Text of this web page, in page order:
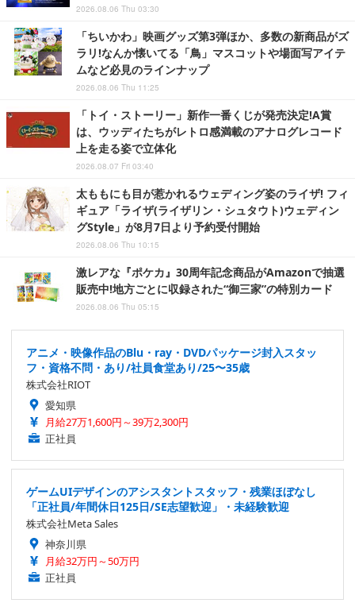
2026.08.06 Thu 03:30
「ちいかわ」映画グッズ第3弾ほか、多数の新商品がズ
ラリ!なんか懐いてる「鳥」マスコットや場面写アイテ
ムなど必見のラインナップ
2026.08.06 Thu 11:25
「トイ・ストーリー」新作一番くじが発売決定!A賞
は、ウッディたちがレトロ感満載のアナログレコード
上を走る姿で立体化
2026.08.07 Fri 03:40
太ももにも目が惹かれるウェディング姿のライザ! フィ
ギュア「ライザ(ライザリン・シュタウト)ウェディン
グStyle」が8月7日より予約受付開始
2026.08.06 Thu 10:15
激レアな『ポケカ』30周年記念商品がAmazonで抽選
販売中!地方ごとに収録された“御三家”の特別カード
2026.08.06 Thu 05:15
アニメ・映像作品のBlu・ray・DVDパッケージ封入スタッ
フ・資格不問・あり/社員食堂あり/25〜35歳
株式会社RIOT
愛知県
月給27万1,600円～39万2,300円
正社員
ゲームUIデザインのアシスタントスタッフ・残業ほぼなし
「正社員/年間休日125日/SE志望歓迎」・未経験歓迎
株式会社Meta Sales
神奈川県
月給32万円～50万円
正社員